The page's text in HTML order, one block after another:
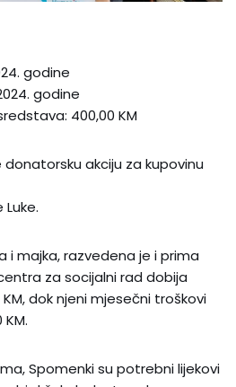
godine
godine
400,00 KM
akciju za kupovinu
i majka, razvedena je i prima
za socijalni rad dobija
dok njeni mjesečni troškovi
Spomenki su potrebni lijekovi